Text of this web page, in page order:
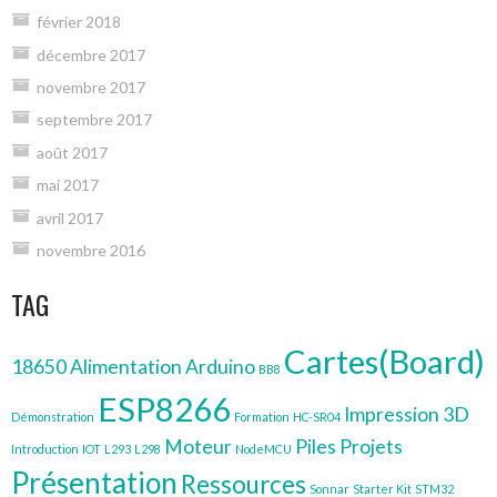
février 2018
décembre 2017
novembre 2017
septembre 2017
août 2017
mai 2017
avril 2017
novembre 2016
TAG
18650AlimentationArduino BB8 Cartes(Board)
Démonstration ESP8266 Formation HC-SR04 Impression 3D
Introduction IOT L293 L298 Moteur NodeMCU Piles Projets
Présentation Ressources Sonnar Starter Kit STM32